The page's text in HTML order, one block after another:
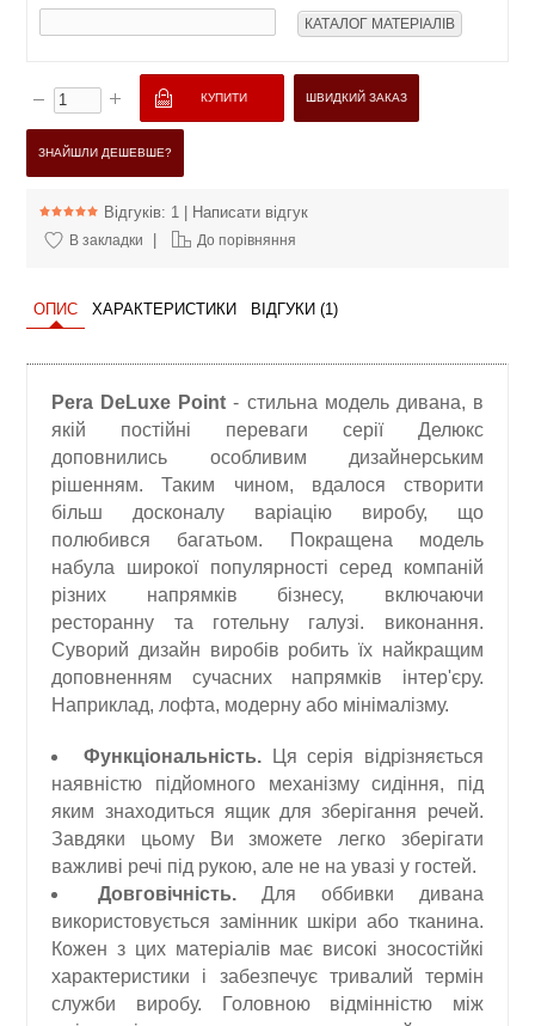
КАТАЛОГ МАТЕРІАЛІВ
ШВИДКИЙ ЗАКАЗ
ЗНАЙШЛИ ДЕШЕВШЕ?
Відгуків: 1 Написати відгук
В закладки До порівняння
ОПИС ХАРАКТЕРИСТИКИ ВІДГУКИ (1)
Pera DeLuxe Point - стильна модель дивана, в
якій постійні переваги серії Делюкс
доповнились особливим дизайнерським
рішенням. Таким чином, вдалося створити
більш досконалу варіацію виробу, що
полюбився багатьом. Покращена модель
набула широкої популярності серед компаній
різних напрямків бізнесу, включаючи
ресторанну та готельну галузі. виконання.
Суворий дизайн виробів робить їх найкращим
доповненням сучасних напрямків інтер'єру.
Наприклад, лофта, модерну або мінімалізму.
Функціональність.
Ця серія відрізняється
наявністю підйомного механізму сидіння, під
яким знаходиться ящик для зберігання речей.
Завдяки цьому Ви зможете легко зберігати
важливі речі під рукою, але не на увазі у гостей.
Довговічність. Для оббивки дивана
використовується замінник шкіри або тканина.
Кожен з цих матеріалів має високі зносостійкі
характеристики і забезпечує тривалий термін
служби виробу. Головною відмінністю між